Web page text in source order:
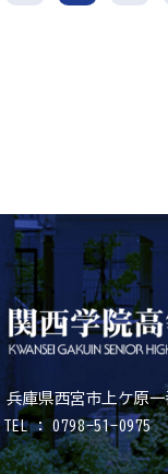
兵庫県西宮市上ケ原
TEL : 0798-51-0975